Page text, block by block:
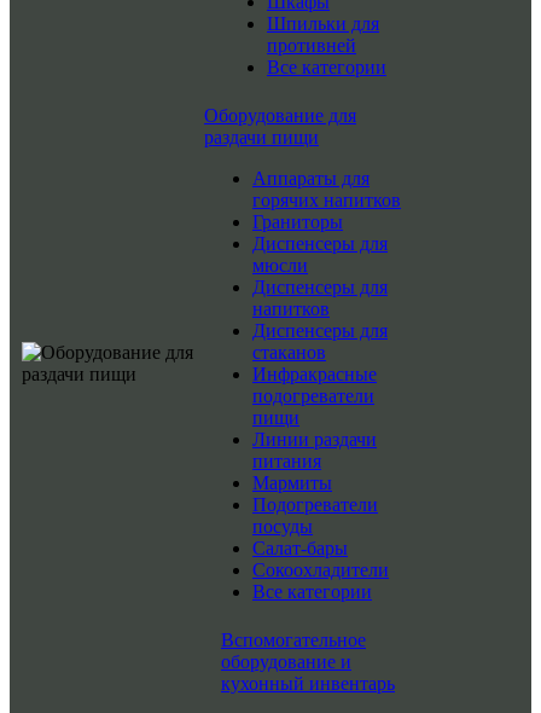
Шпильки для
противней
Все категории
Оборудование для
раздачи пищи
Аппараты для
горячих напитков
Граниторы
Диспенсеры для
мюсли
Диспенсеры для
напитков
Диспенсеры для
стаканов
Инфракрасные
подогреватели
пищи
Линии раздачи
питания
Мармиты
Подогреватели
посуды
Салат-бары
Сокоохладители
Все категории
Вспомогательное
оборудование и
кухонный инвентарь